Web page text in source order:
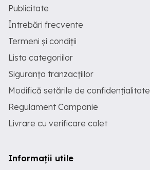
Publicitate
Întrebări frecvente
Termeni și condiții
Lista categoriilor
Siguranța tranzacțiilor
Modifică setările de confidențialitate
Regulament Campanie
Livrare cu verificare colet
Informații utile